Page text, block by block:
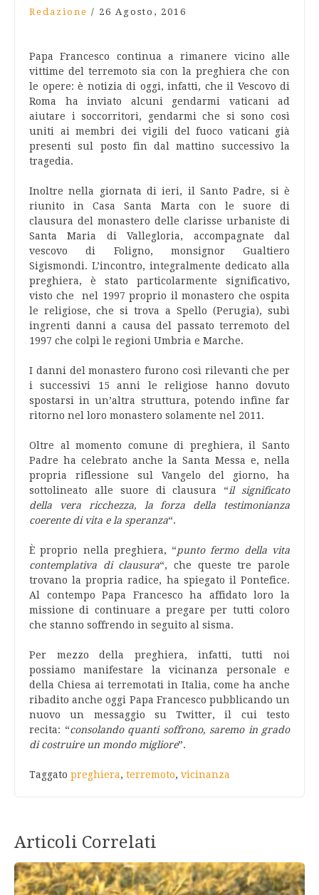
Redazione / 26 Agosto, 2016
Papa Francesco continua a rimanere vicino alle
vittime del terremoto sia con la preghiera che con
le opere: è notizia di oggi, infatti, che il Vescovo di
Roma ha inviato alcuni gendarmi vaticani ad
aiutare i soccorritori, gendarmi che si sono così
uniti ai membri dei vigili del fuoco vaticani già
presenti sul posto fin dal mattino successivo la
tragedia.
Inoltre nella giornata di ieri, il Santo Padre, si è
riunito in Casa Santa Marta con le suore di
clausura del monastero delle clarisse urbaniste di
Santa Maria di Vallegloria, accompagnate dal
vescovo di Foligno, monsignor Gualtiero
Sigismondi. L’incontro, integralmente dedicato alla
preghiera, è stato particolarmente significativo,
visto che nel 1997 proprio il monastero che ospita
le religiose, che si trova a Spello (Perugia), subì
ingrenti danni a causa del passato terremoto del
1997 che colpì le regioni Umbria e Marche.
I danni del monastero furono così rilevanti che per
i successivi 15 anni le religiose hanno dovuto
spostarsi in un’altra struttura, potendo infine far
ritorno nel loro monastero solamente nel 2011.
Oltre al momento comune di preghiera, il Santo
Padre ha celebrato anche la Santa Messa e, nella
propria riflessione sul Vangelo del giorno, ha
sottolineato alle suore di clausura “il significato
della vera ricchezza, la forza della testimonianza
coerente di vita e la speranza“.
È proprio nella preghiera, “punto fermo della vita
contemplativa di clausura“, che queste tre parole
trovano la propria radice, ha spiegato il Pontefice.
Al contempo Papa Francesco ha affidato loro la
missione di continuare a pregareper tutti coloro
che stanno soffrendo in seguito al sisma.
Per mezzo della preghiera, infatti, tutti noi
possiamo manifestare la vicinanza personale e
della Chiesa ai terremotati in Italia, come ha anche
ribadito anche oggi Papa Francesco pubblicando un
nuovo un messaggio su Twitter, il cui testo
recita: “consolando quanti soffrono, saremo in grado
di costruire un mondo migliore”.
Taggato preghiera, terremoto, vicinanza
Articoli Correlati